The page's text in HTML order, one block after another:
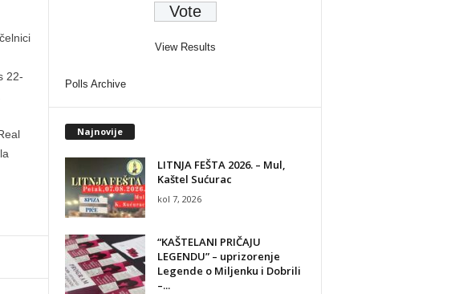
22-
View Results
Polls Archive
Najnovije
LITNJA FEŠTA 2026. – Mul,
Kaštel Sućurac
kol 7, 2026
“KAŠTELANI PRIČAJU
LEGENDU” – uprizorenje
Legende o Miljenku i Dobrili
–...